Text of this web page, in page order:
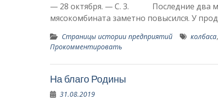
— 28 октября. — С. 3. Последние два
мясокомбината замет­но повысился. У
Страницы истории предприятий колбаса,
Прокомментировать
На благо Родины
31.08.2019